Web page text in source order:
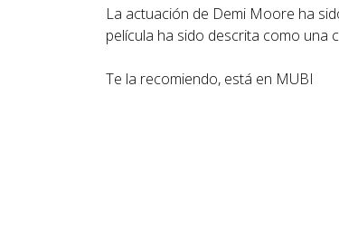
La actuación de Demi Moore ha
película ha sido descrita como una
Te la recomiendo, está en MUBI